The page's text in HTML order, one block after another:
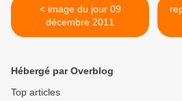
< image du jour 09
décembre 2011
Hébergé par Overblog
Top articles